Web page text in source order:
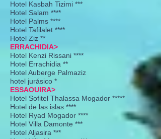
Hotel Kasbah Tizimi ***
Hotel Salam ****
Hotel Palms ****
Hotel Tafilalet ****
Hotel Ziz **
ERRACHIDIA>
Hotel Kenzi Rissani ****
Hotel Errachidia **
Hotel Auberge Palmaziz
hotel jurásico *
ESSAOUIRA>
Hotel Sofitel Thalassa Mogador *****
Hotel de las islas ****
Hotel Ryad Mogador ****
Hotel Villa Damonte ***
Hotel Aljasira ***